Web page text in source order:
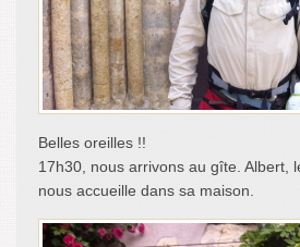
Belles oreilles !!
17h30, nous arrivons au gîte. Albert,
nous accueille dans sa maison.